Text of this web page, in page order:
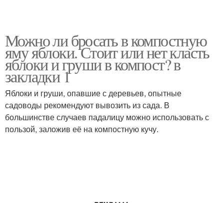
Можно ли бросать в компостную
яму яблоки. Стоит или нет класть
яблоки и груши в компост? в
закладки 1
Яблоки и груши, опавшие с деревьев, опытные
садоводы рекомендуют вывозить из сада. В
большинстве случаев падалицу можно использовать с
пользой, заложив её на компостную кучу.